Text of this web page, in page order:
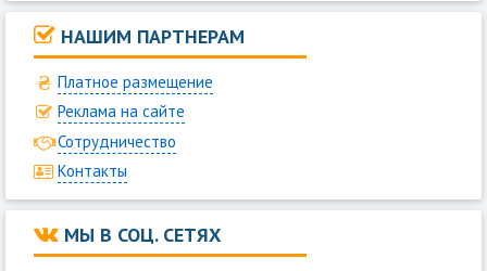
НАШИМ ПАРТНЕРАМ
Платное размещение
Реклама на сайте
Сотрудничество
Контакты
МЫ В СОЦ. СЕТЯХ